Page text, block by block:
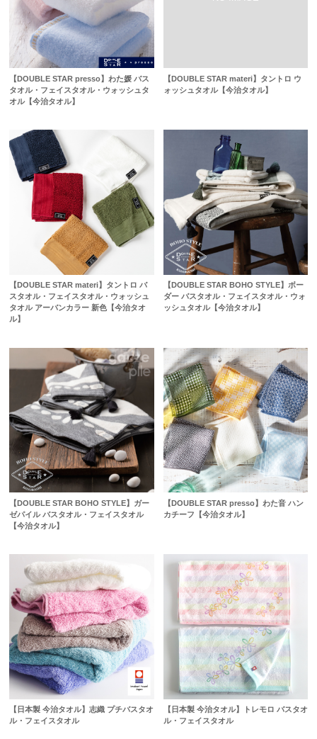
【DOUBLE STAR presso】わた媛 バス
タオル・フェイスタオル・ウォッシュタ
オル【今治タオル】
【DOUBLE STAR materi】タントロ ウ
ォッシュタオル【今治タオル】
【DOUBLE STAR materi】タントロ バ
スタオル・フェイスタオル・ウォッシュ
タオル アーバンカラー 新色【今治タオ
ル】
【DOUBLE STAR BOHO STYLE】ボー
ダー バスタオル・フェイスタオル・ウォ
ッシュタオル【今治タオル】
【DOUBLE STAR BOHO STYLE】ガー
ゼパイル バスタオル・フェイスタオル
【今治タオル】
【DOUBLE STAR presso】わた音 ハン
カチーフ【今治タオル】
【日本製 今治タオル】志織 プチバスタオ
ル・フェイスタオル
【日本製 今治タオル】トレモロ バスタオ
ル・フェイスタオル